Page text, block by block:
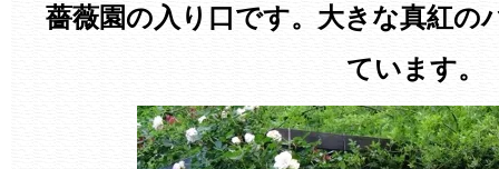
薔薇園の入り口です。大きな真紅の
ています。